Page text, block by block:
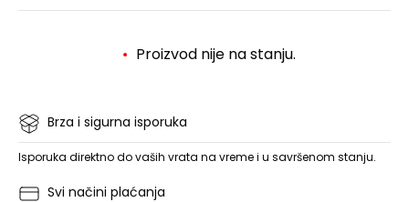
Proizvod nije na stanju.
Brza i sigurna isporuka
Isporuka direktno do vaših vrata na vreme i u savršenom stanju.
Svi načini plaćanja